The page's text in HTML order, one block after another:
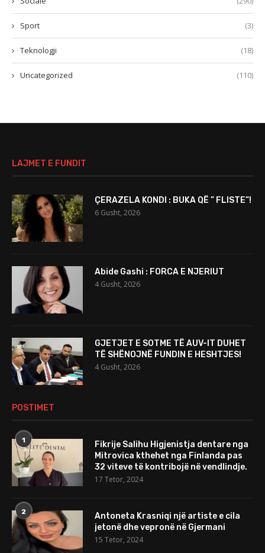
Sport (3)
Teknologji (18)
Uncategorized (110)
LAJMET E FUNDIT
ÇERAZELA KONDI : BUKA QË ” FLISTE”!
6 Gusht, 2026
Abide Gashi : FORCA E NJERIUT
4 Gusht, 2026
GJETJET E SOTME TË AUV-IT DUHET
TË SHËNOJNË FUNDIN E HESHTJES!
4 Gusht, 2026
POSTIMET
1
Fikrije Salihu Higjenistja dentare nga
Mitrovica kthehet nga Finlanda pas
32 viteve të kontribojë në vendlindje.
17 Tetor, 2024
2
Antoneta Krasniqi një artiste e cila
jetonë dhe vepronë në Gjermani
15 Tetor, 2024